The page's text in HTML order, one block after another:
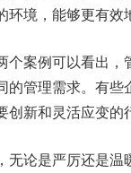
环境，能够更有效
个案例可以看出
的管理需求。有
创新和灵活应变的
无论是严厉还是